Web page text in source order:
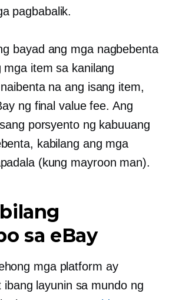
pagbabalik.
bayad ang mga nagbebenta
item sa kanilang
na ang isang item,
ng final value fee. Ang
porsyento ng kabuuang
kabilang ang mga
(kung mayroon man).
sa eBay
mga platform ay
ibang layunin sa mundo ng